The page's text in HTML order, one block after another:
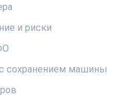
и риски
сохранением машины